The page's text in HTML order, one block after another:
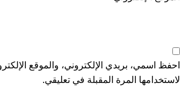
احفظ اسمي، بريدي الإلكتروني، والموقع
لاستخدامها المرة المقبلة في تعليقي.